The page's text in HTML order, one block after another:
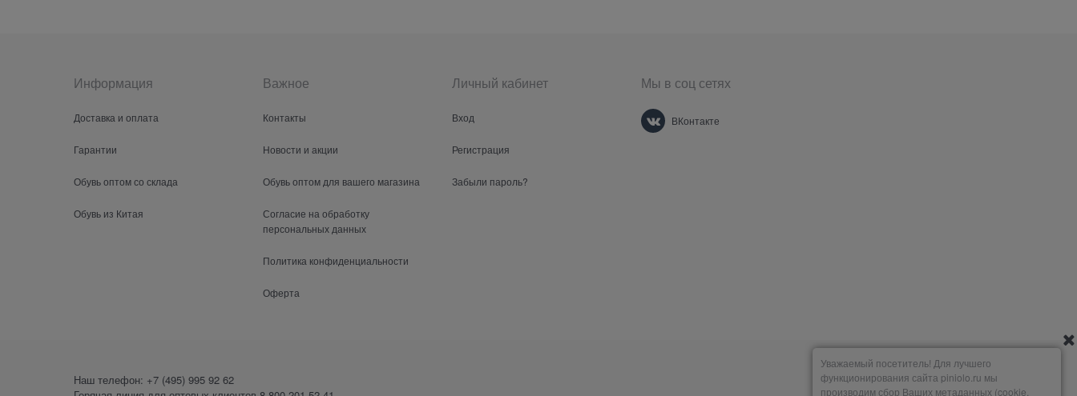
Информация
Доставка и оплата
Гарантии
Обувь оптом со склада
Обувь из Китая
Важное
Контакты
Новости и акции
Обувь оптом для вашего магазина
Согласие на обработку
персональных данных
Политика конфиденциальности
Оферта
Личный кабинет
Вход
Регистрация
Забыли пароль?
Мы в соц сетях
ВКонтакте
Наш телефон: +7 (495) 995 92 62
Уважаемый посетитель! Для лучшего
функционирования сайта piniolo.ru мы
производим сбор Ваших метаданных (cookie,